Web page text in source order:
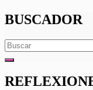
BUSCADOR
Search
for: